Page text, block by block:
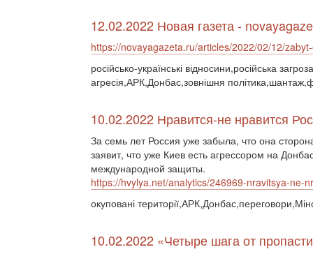
12.02.2022 Новая газета -
https://novayagazeta.ru/articles/2022/02/12/
російсько-українські відносини,російська
агресія,АРК,Донбас,зовнішня
10.02.2022 Нравится-не нравится
За семь лет Россия уже забыла, что она
заявит, что уже Киев есть агрессором на
международной защиты.
https://hvylya.net/analytics/246969-nravitsya-ne-
окуповані
10.02.2022 «Четыре шага от